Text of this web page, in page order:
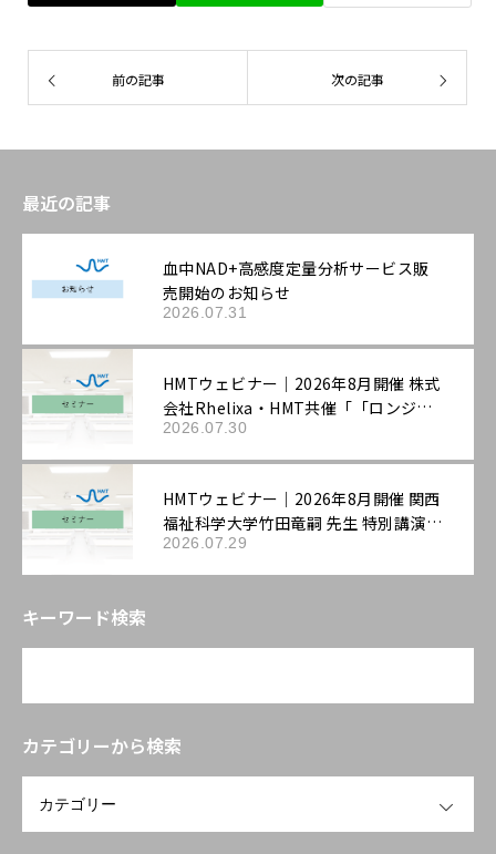
前の記事 次の記事
最近の記事
血中NAD+高感度定量分析サービス販
売開始のお知らせ
2026.07.31
HMTウェビナー｜2026年8月開催 株式
会社Rhelixa・HMT共催「「ロンジェ
ビティ」を科学する：最先端の抗老化
評価戦略」
2026.07.30
HMTウェビナー｜2026年8月開催 関西
福祉科学大学竹田竜嗣 先生 特別講演
「第3回機能性表示ラボ：ロンジェビテ
ィ市場の最新動向と「機能性表示食
み立て方」
2026.07.29
キーワード検索
カテゴリーから検索
OPEN